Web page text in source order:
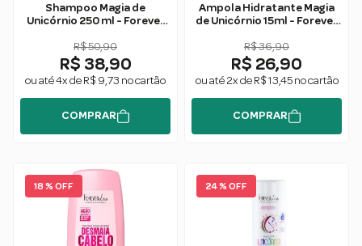
Shampoo Magia de
Unicórnio 250 ml - Forever
R$ 50,90
R$ 38,90
ou até 4x de R$ 9,73 no cartão
COMPRAR
Ampola Hidratante Magia
de Unicórnio 15ml - Forever
R$ 36,90
R$ 26,90
ou até 2x de R$ 13,45 no cartão
COMPRAR
18 % OFF 24 % OFF